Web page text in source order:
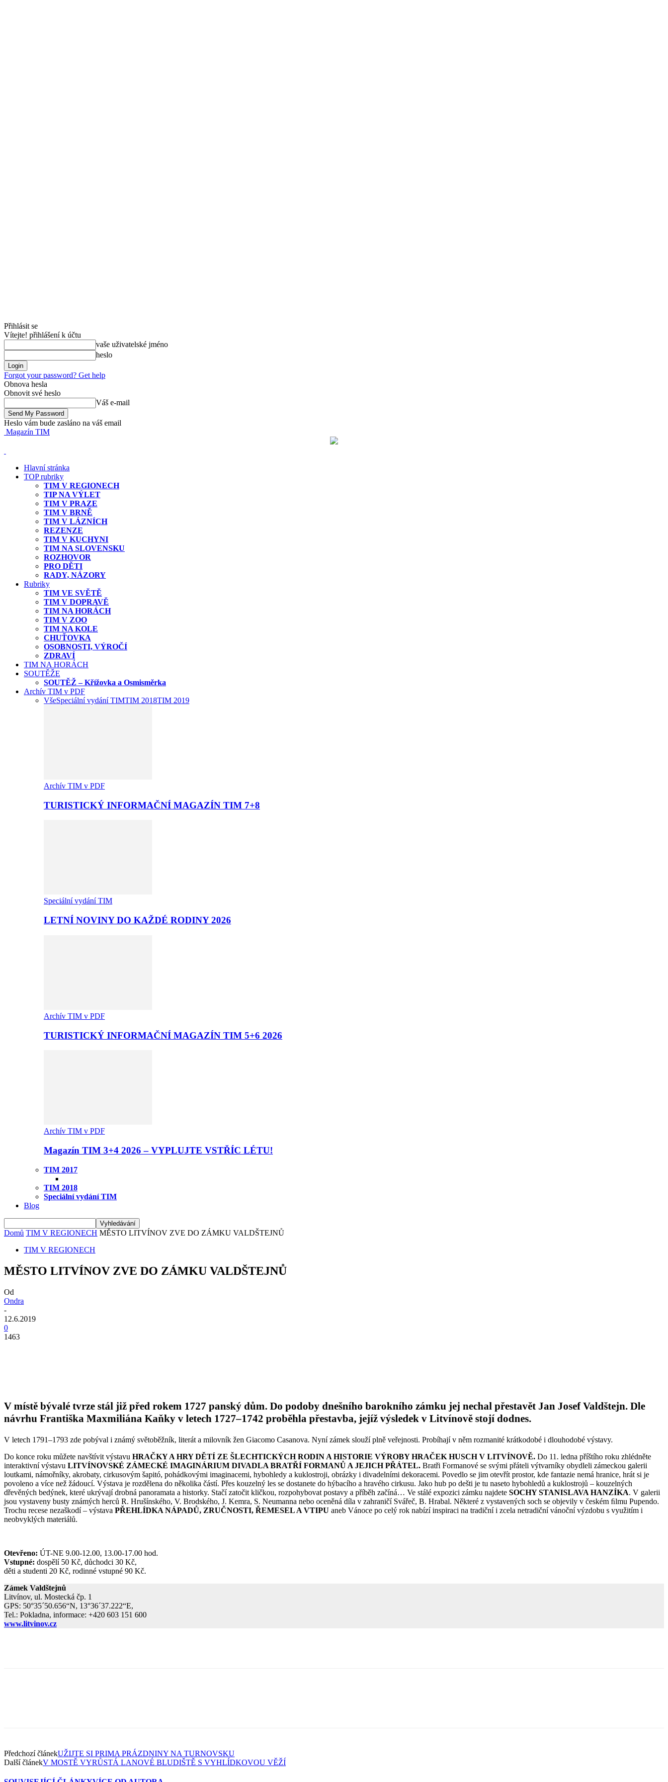
Přihlásit se
Vítejte! přihlášení k účtu
vaše uživatelské jméno
heslo
Forgot your password? Get help
Obnova hesla
Obnovit své heslo
Váš e-mail
Heslo vám bude zasláno na váš email
Magazín TIM
Hlavní stránka
TOP rubriky
TIM V REGIONECH
TIP NA VÝLET
TIM V PRAZE
TIM V BRNĚ
TIM V LÁZNÍCH
REZENZE
TIM V KUCHYNI
TIM NA SLOVENSKU
ROZHOVOR
PRO DĚTI
RADY, NÁZORY
Rubriky
TIM VE SVĚTĚ
TIM V DOPRAVĚ
TIM NA HORÁCH
TIM V ZOO
TIM NA KOLE
CHUŤOVKA
OSOBNOSTI, VÝROČÍ
ZDRAVÍ
TIM NA HORÁCH
SOUTĚŽE
SOUTĚŽ – Křížovka a Osmisměrka
Archív TIM v PDF
VšeSpeciální vydání TIMTIM 2018TIM 2019
Archív TIM v PDF
TURISTICKÝ INFORMAČNÍ MAGAZÍN TIM 7+8
Speciální vydání TIM
LETNÍ NOVINY DO KAŽDÉ RODINY 2026
Archív TIM v PDF
TURISTICKÝ INFORMAČNÍ MAGAZÍN TIM 5+6 2026
Archív TIM v PDF
Magazín TIM 3+4 2026 – VYPLUJTE VSTŘÍC LÉTU!
TIM 2017
TIM 2018
Speciální vydání TIM
Blog
Domů TIM V REGIONECH MĚSTO LITVÍNOV ZVE DO ZÁMKU VALDŠTEJNŮ
TIM V REGIONECH
MĚSTO LITVÍNOV ZVE DO ZÁMKU VALDŠTEJNŮ
Od
Ondra
-
12.6.2019
0
1463
V místě bývalé tvrze stál již před rokem 1727 panský dům. Do podoby dnešního barokního zámku jej nechal přestavět Jan Josef Valdštejn. Dle
návrhu Františka Maxmiliána Kaňky v letech 1727–1742 proběhla přestavba, jejíž výsledek v Litvínově stojí dodnes.
V letech 1791–1793 zde pobýval i známý světoběžník, literát a milovník žen Giacomo Casanova. Nyní zámek slouží plně veřejnosti. Probíhají v něm rozmanité krátkodobé i dlouhodobé výstavy.
Do konce roku můžete navštívit výstavu HRAČKY A HRY DĚTÍ ZE ŠLECHTICKÝCH RODIN A HISTORIE VÝROBY HRAČEK HUSCH V LITVÍNOVĚ. Do 11. ledna příštího roku zhlédněte
interaktivní výstavu LITVÍNOVSKÉ ZÁMECKÉ IMAGINÁRIUM DIVADLA BRATŘÍ FORMANŮ A JEJICH PŘÁTEL. Bratři Formanové se svými přáteli výtvarníky obydleli zámeckou galerii
loutkami, námořníky, akrobaty, cirkusovým šapitó, pohádkovými imaginacemi, hybohledy a kuklostroji, obrázky i divadelními dekoracemi. Povedlo se jim otevřít prostor, kde fantazie nemá hranice, hrát si je
povoleno a více než žádoucí. Výstava je rozdělena do několika částí. Přes kouzelný les se dostanete do hýbacího a hravého cirkusu. Jako hub po dešti je tu naseto hybohledů a kuklostrojů – kouzelných
dřevěných bedýnek, které ukrývají drobná panoramata a historky. Stačí zatočit kličkou, rozpohybovat postavy a příběh začíná… Ve stálé expozici zámku najdete SOCHY STANISLAVA HANZÍKA. V galerii
jsou vystaveny busty známých herců R. Hrušínského, V. Brodského, J. Kemra, S. Neumanna nebo oceněná díla v zahraničí Svářeč, B. Hrabal. Některé z vystavených soch se objevily v českém ﬁlmu Pupendo.
Trochu recese nezaškodí – výstava PŘEHLÍDKA NÁPADŮ, ZRUČNOSTI, ŘEMESEL A VTIPU aneb Vánoce po celý rok nabízí inspiraci na tradiční i zcela netradiční vánoční výzdobu s využitím i
neobvyklých materiálů.
Otevřeno: ÚT-NE 9.00-12.00, 13.00-17.00 hod.
Vstupné: dospělí 50 Kč, důchodci 30 Kč,
děti a studenti 20 Kč, rodinné vstupné 90 Kč.
Zámek Valdštejnů
Litvínov, ul. Mostecká čp. 1
GPS: 50°35´50.656“N, 13°36´37.222“E,
Tel.: Pokladna, informace: +420 603 151 600
www.litvinov.cz
Předchozí článekUŽIJTE SI PRIMA PRÁZDNINY NA TURNOVSKU
Další článekV MOSTĚ VYRŮSTÁ LANOVÉ BLUDIŠTĚ S VYHLÍDKOVOU VĚŽÍ